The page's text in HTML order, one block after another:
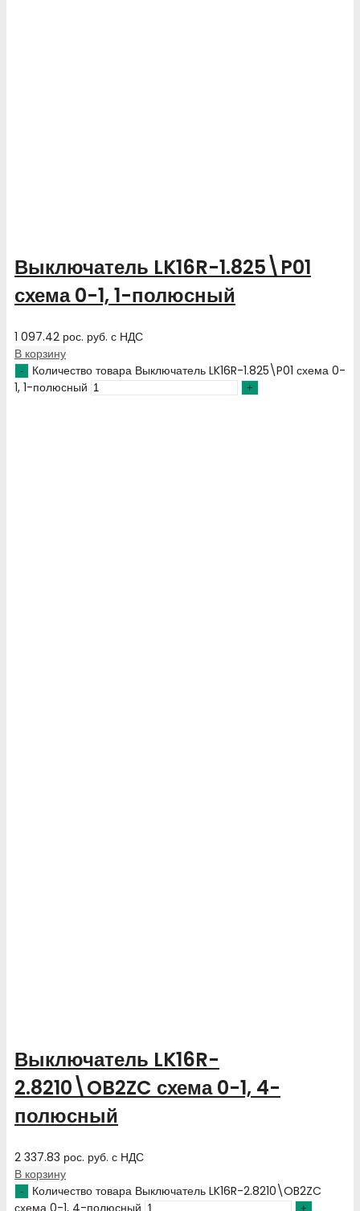
Выключатель LK16R-1.825\P01
схема 0-1, 1-полюсный
1 097.42 рос. руб. с НДС
В корзину
Количество товара Выключатель LK16R-1.825\P01 схема 0-
1, 1-полюсный
Выключатель LK16R-
2.8210\OB2ZC схема 0-1, 4-
полюсный
2 337.83 рос. руб. с НДС
В корзину
Количество товара Выключатель LK16R-2.8210\OB2ZC